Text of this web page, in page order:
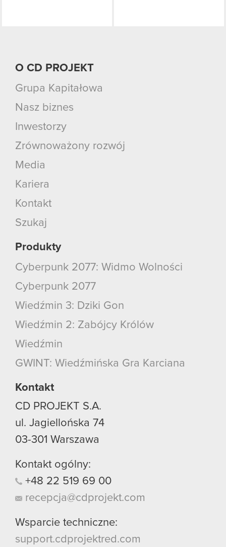
O CD PROJEKT
Grupa Kapitałowa
Nasz biznes
Inwestorzy
Zrównoważony rozwój
Media
Kariera
Kontakt
Szukaj
Produkty
Cyberpunk 2077: Widmo Wolności
Cyberpunk 2077
Wiedźmin 3: Dziki Gon
Wiedźmin 2: Zabójcy Królów
Wiedźmin
GWINT: Wiedźmińska Gra Karciana
Kontakt
CD PROJEKT S.A.
ul. Jagiellońska 74
03-301 Warszawa
Kontakt ogólny:
+48 22 519 69 00
recepcja@cdprojekt.com
Wsparcie techniczne:
support.cdprojektred.com